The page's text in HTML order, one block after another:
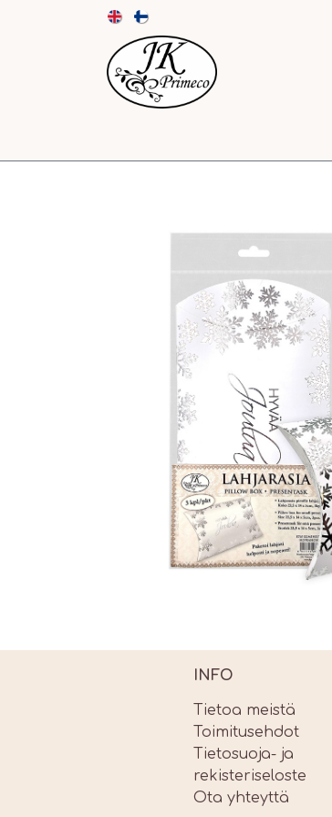
INFO
Tietoa meistä
Toimitusehdot
Tietosuoja- ja
rekisteriseloste
Ota yhteyttä